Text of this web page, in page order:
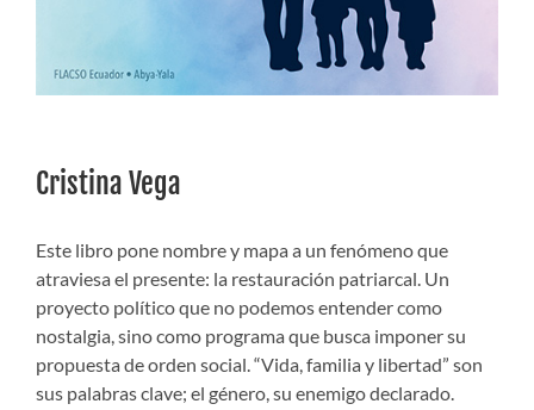
Cristina Vega
Este libro pone nombre y mapa a un fenómeno que
atraviesa el presente: la restauración patriarcal. Un
proyecto político que no podemos entender como
nostalgia, sino como programa que busca imponer su
propuesta de orden social. “Vida, familia y libertad” son
sus palabras clave; el género, su enemigo declarado.